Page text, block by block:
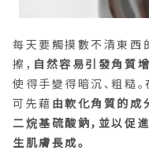
每天要觸摸數不清東西
擦， 自然容易引發角質
使得手變得暗沉、粗糙
可先藉 由軟化角質的成
二烷基硫酸鈉，並以促
生肌膚長成。